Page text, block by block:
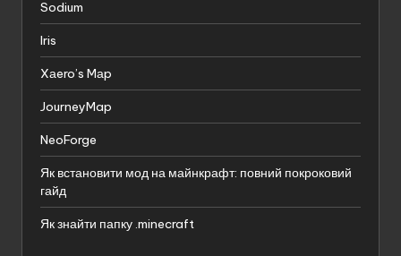
Sodium
Iris
Xаero’s Mаp
JourneyMap
NeoForge
Як встановити мод на майнкрафт: повний покроковий
гайд
Як знайти папку .minecraft